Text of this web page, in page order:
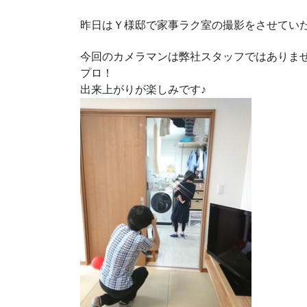
昨日はＹ様邸で家事ラク室の撮影をさせてい
今回のカメラマンは弊社スタッフではありま
プロ！
出来上がりが楽しみです♪